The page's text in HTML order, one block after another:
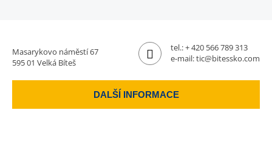
Masarykovo náměstí 67
595 01 Velká Bíteš
tel.:+ 420 566 789 313
e-mail:tic@bitessko.com
DALŠÍ INFORMACE